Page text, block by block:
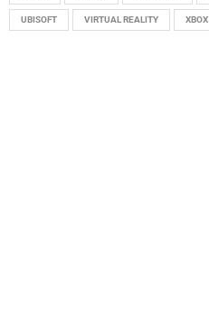
UBISOFT VIRTUAL REALITY XBOX